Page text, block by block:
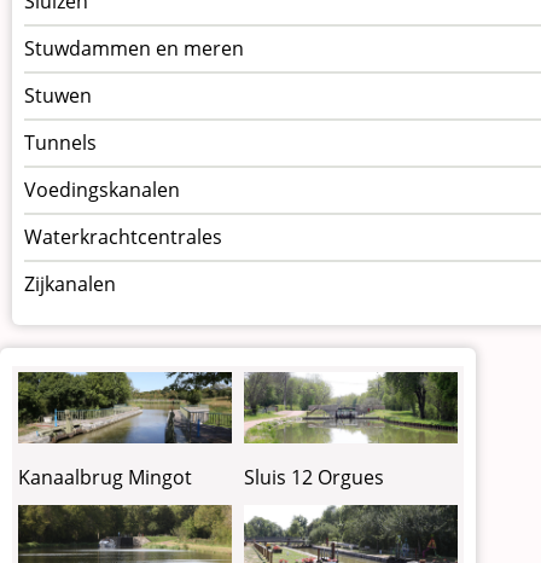
Stuwdammen en meren
Stuwen
Tunnels
Voedingskanalen
Waterkrachtcentrales
Zijkanalen
Kanaalbrug Mingot Sluis 12 Orgues